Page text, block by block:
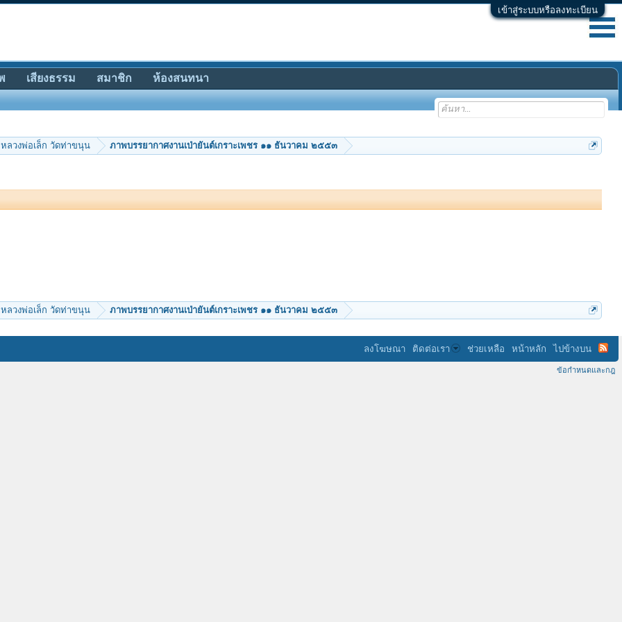
เข้าสู่ระบบหรือลงทะเบียน
หลวงพ่อเล็ก วัดท่าขนุน ภาพบรรยากาศงานเป่ายันต์เกราะเพชร ๑๑ ธันวาคม ๒๕๕๓
หลวงพ่อเล็ก วัดท่าขนุน ภาพบรรยากาศงานเป่ายันต์เกราะเพชร ๑๑ ธันวาคม ๒๕๕๓
เสียงธรรม สมาชิก ห้องสนทนา
ลงโฆษณา ติดต่อเรา ช่วยเหลือ หน้าหลัก ไปข้างบน
ข้อกำหนดและกฎ